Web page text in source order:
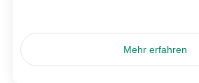
Mehr erfahren